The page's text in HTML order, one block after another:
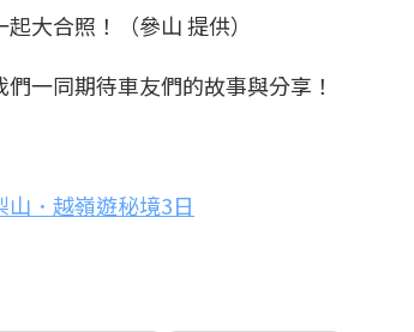
大合照！（參山 提供）
一同期待車友們的故事與分享！
山．越嶺遊秘境3日